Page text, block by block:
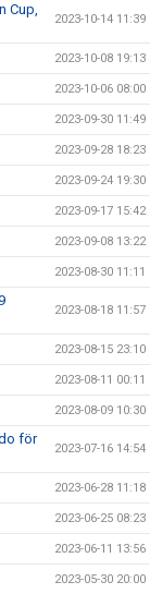
Cup,
2023-10-14 11:39
2023-10-08 19:13
2023-10-06 08:00
2023-09-30 11:49
2023-09-28 18:23
2023-09-24 19:30
2023-09-17 15:42
2023-09-08 13:22
2023-08-30 11:11
2023-08-18 11:57
2023-08-15 23:10
2023-08-11 00:11
2023-08-09 10:30
för
2023-07-16 14:54
2023-06-28 11:18
2023-06-25 08:23
2023-06-11 13:56
2023-05-30 20:00